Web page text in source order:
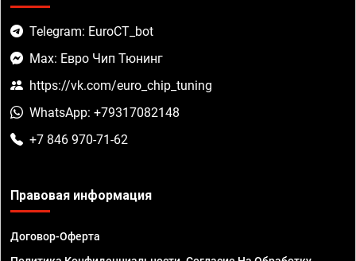
Telegram: EuroCT_bot
Max: Евро Чип Тюнинг
https://vk.com/euro_chip_tuning
WhatsApp: +79317082148
+7 846 970-71-62
Правовая информация
Договор-Оферта